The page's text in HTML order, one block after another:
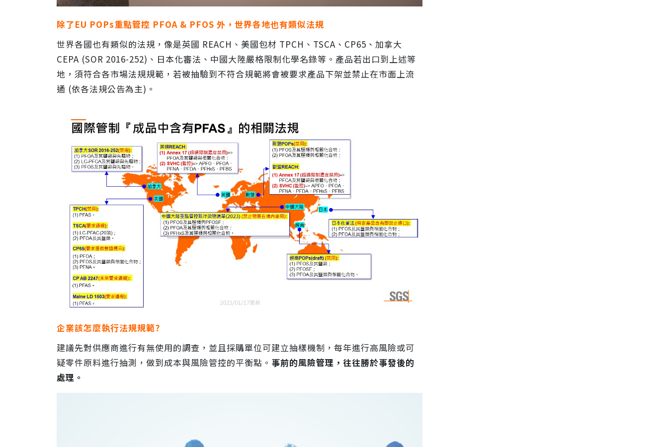
除了EU POPs重點管控 PFOA & PFOS 外，世界各地也有類似法規
世界各國也有類似的法規，像是英國 REACH、美國包材 TPCH、TSCA、CP65、加拿大
CEPA (SOR 2016-252)、日本化審法、中國大陸嚴格限制化學名錄等。產品若出口到上述等
地，須符合各市場法規規範，若被抽驗到不符合規範將會被要求產品下架並禁止在市面上流
通 (依各法規公告為主)。
企業該怎麼執行法規規範?
建議先對供應商進行有無使用的調查，並且採購單位可建立抽樣機制，每年進行高風險或可
疑零件原料進行抽測，做到成本與風險管控的平衡點。 事前的風險管理，往往勝於事發後的
處理。